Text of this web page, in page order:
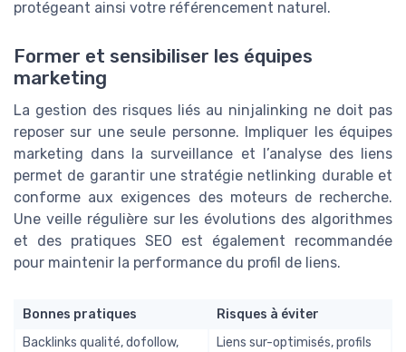
protégeant ainsi votre référencement naturel.
Former et sensibiliser les équipes
marketing
La gestion des risques liés au ninjalinking ne doit pas
reposer sur une seule personne. Impliquer les équipes
marketing dans la surveillance et l’analyse des liens
permet de garantir une stratégie netlinking durable et
conforme aux exigences des moteurs de recherche.
Une veille régulière sur les évolutions des algorithmes
et des pratiques SEO est également recommandée
pour maintenir la performance du profil de liens.
Bonnes pratiques
Risques à éviter
Backlinks qualité, dofollow,
Liens sur-optimisés, profils